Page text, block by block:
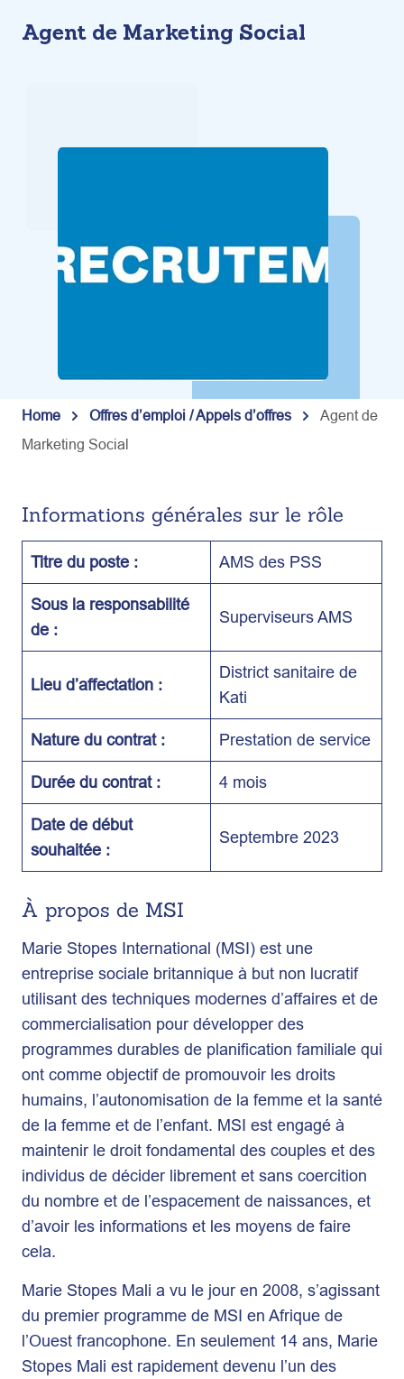
Agent de Marketing Social
Home Offres d’emploi / Appels d’offres
Agent de
Marketing Social
Informations générales sur le rôle
Titre du poste :
AMS des PSS
Sous la responsabilité
de :
Superviseurs AMS
Lieu d’affectation :
District sanitaire de
Kati
Nature du contrat :
Prestation de service
Durée du contrat :
4 mois
Date de début
souhaitée :
Septembre 2023
À propos de MSI
Marie Stopes International (MSI) est une
entreprise sociale britannique à but non lucratif
utilisant des techniques modernes d’affaires et de
commercialisation pour développer des
programmes durables de planification familiale qui
ont comme objectif de promouvoir les droits
humains, l’autonomisation de la femme et la santé
de la femme et de l’enfant. MSI est engagé à
maintenir le droit fondamental des couples et des
individus de décider librement et sans coercition
du nombre et de l’espacement de naissances, et
d’avoir les informations et les moyens de faire
cela.
Marie Stopes Mali a vu le jour en 2008, s’agissant
du premier programme de MSI en Afrique de
l’Ouest francophone. En seulement 14 ans, Marie
Stopes Mali est rapidement devenu l’un des